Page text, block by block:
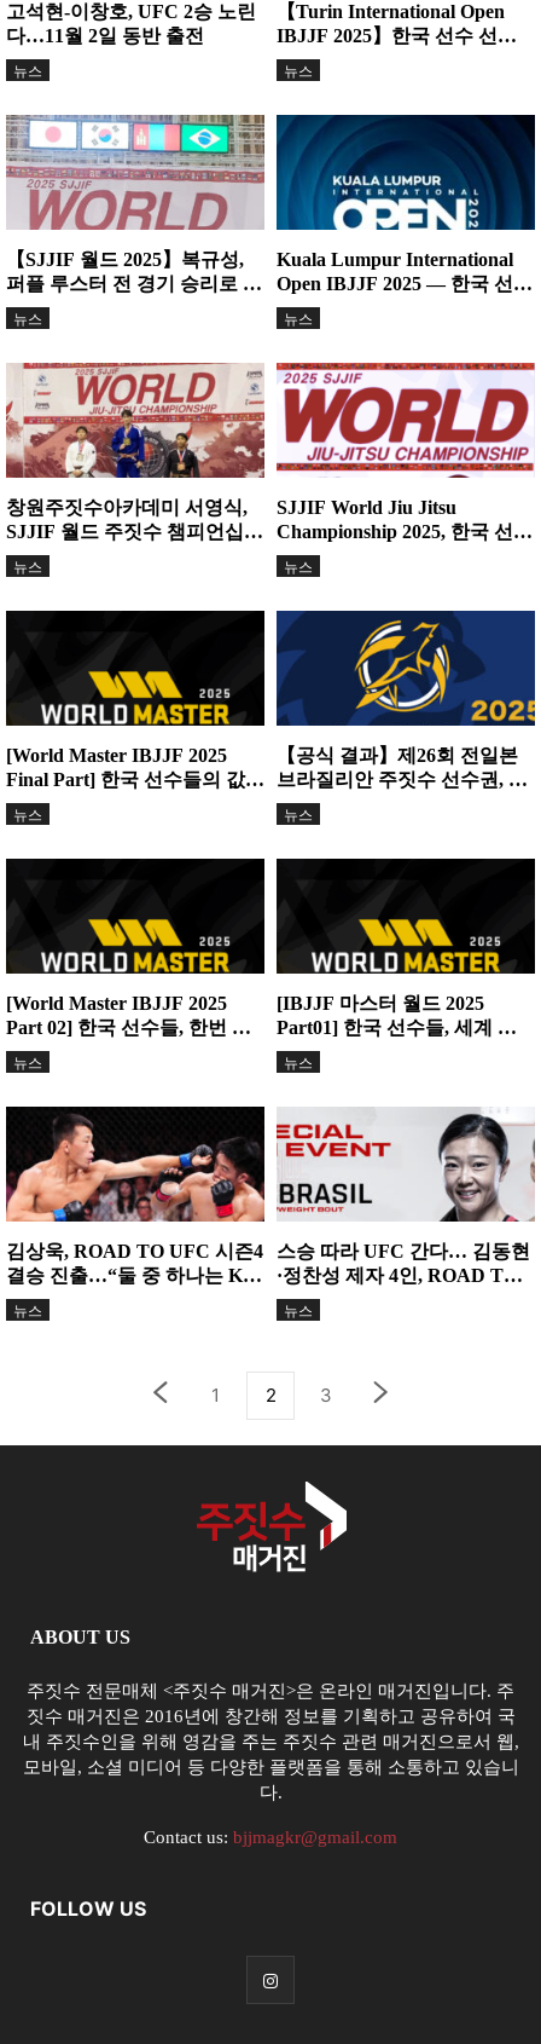
고석현-이창호, UFC 2승 노린
다…11월 2일 동반 출전
뉴스
【Turin International Open
IBJJF 2025】한국 선수 선
전… 와이어·그레이시 바하 코
리아 중심으로...
뉴스
【SJJIF 월드 2025】복규성,
퍼플 루스터 전 경기 승리로 정
상 등극
뉴스
Kuala Lumpur International
Open IBJJF 2025 — 한국 선수
들 ‘다관왕’ 릴레이
뉴스
창원주짓수아카데미 서영식,
SJJIF 월드 주짓수 챔피언십
2025 금메달 쾌거
뉴스
SJJIF World Jiu Jitsu
Championship 2025, 한국 선수
들의 활약
뉴스
[World Master IBJJF 2025
Final Part] 한국 선수들의 값진
성과!
뉴스
【공식 결과】제26회 전일본
브라질리안 주짓수 선수권, 한
국 선수단 대활약
뉴스
[World Master IBJJF 2025
Part 02] 한국 선수들, 한번 더
빛내다!
뉴스
[IBJJF 마스터 월드 2025
Part01] 한국 선수들, 세계 무
대서 값진 메달...
뉴스
김상욱, ROAD TO UFC 시즌4
결승 진출…“둘 중 하나는 KO
된다”
뉴스
스승 따라 UFC 간다… 김동현
·정찬성 제자 4인, ROAD TO
UFC 시즌4...
뉴스
1 2 3
ABOUT US
주짓수 전문매체 <주짓수 매거진>은 온라인 매거진입니다. 주
짓수 매거진은 2016년에 창간해 정보를 기획하고 공유하여 국
내 주짓수인을 위해 영감을 주는 주짓수 관련 매거진으로서 웹,
모바일, 소셜 미디어 등 다양한 플랫폼을 통해 소통하고 있습니
다.
Contact us: bjjmagkr@gmail.com
FOLLOW US